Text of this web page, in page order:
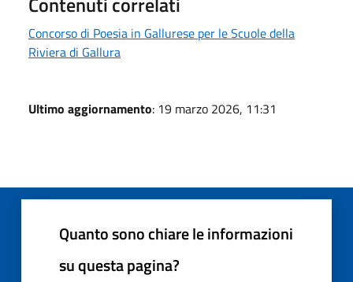
Concorso di Poesia in Gallurese per le Scuole della
Riviera di Gallura
Ultimo aggiornamento: 19 marzo 2026, 11:31
Quanto sono chiare le informazioni
su questa pagina?